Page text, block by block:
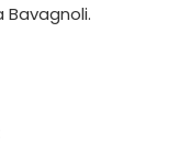
Bavagnoli.